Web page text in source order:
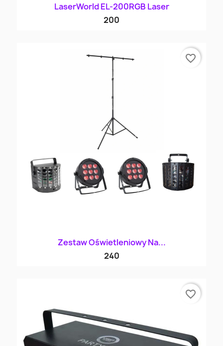
LaserWorld EL-200RGB Laser
200
Zestaw Oświetleniowy Na...
240
favorite_border
favorite_border